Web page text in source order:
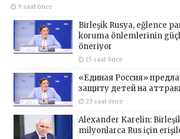
9 saat önce
Birleşik Rusya, eğlence
koruma önlemlerinin
öneriyor
15 saat önce
«Единая Россия»
защиту детей на
23 saat önce
Alexander Karelin:
milyonlarca Rus için